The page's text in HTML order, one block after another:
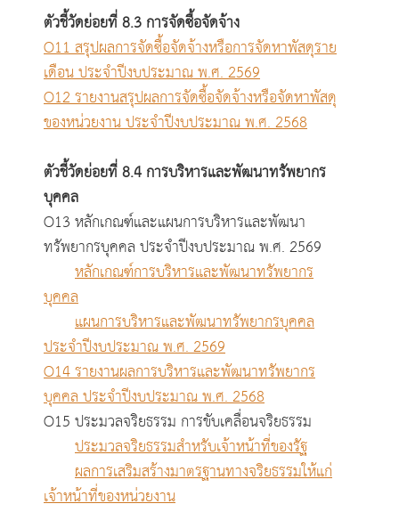
ตัวชี้วัดย่อยที่ 8.3 การจัดซื้อจัดจ้าง
O11 สรุปผลการจัดซื้อจัดจ้างหรือการจัดหาพัสดุราย
เดือน ประจำปีงบประมาณ พ.ศ. 2569
O12 รายงานสรุปผลการจัดซื้อจัดจ้างหรือจัดหาพัสดุ
ของหน่วยงาน ประจำปีงบประมาณ พ.ศ. 2568
ตัวชี้วัดย่อยที่ 8.4 การบริหารและพัฒนาทรัพยากร
บุคคล
O13 หลักเกณฑ์และแผนการบริหารและพัฒนา
ทรัพยากรบุคคล ประจำปีงบประมาณ พ.ศ. 2569
หลักเกณฑ์การบริหารและพัฒนาทรัพยากร
บุคคล
แผนการบริหารและพัฒนาทรัพยากรบุคคล
ประจำปีงบประมาณ พ.ศ. 2569
O14 รายงานผลการบริหารและพัฒนาทรัพยากร
บุคคล ประจำปีงบประมาณ พ.ศ. 2568
O15 ประมวลจริยธรรม การขับเคลื่อนจริยธรรม
ประมวลจริยธรรมสำหรับเจ้าหน้าที่ของรัฐ
ผลการเสริมสร้างมาตรฐานทางจริยธรรมให้แก่
เจ้าหน้าที่ของหน่วยงาน